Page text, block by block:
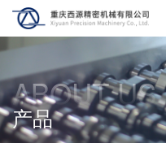
ABOUT US
产品